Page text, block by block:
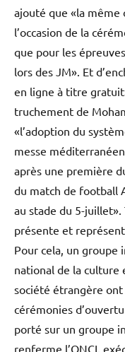
ajouté que «la même
l’occasion de la
que pour les
lors des JM». Et
en ligne à titre
truchement de
«l’adoption du
messe
après une première
du match de football
au stade du 5-
présente et
Pour cela, un groupe
national de la culture
société étrangère ont
cérémonies
porté sur un groupe
renferme l’ONCI,